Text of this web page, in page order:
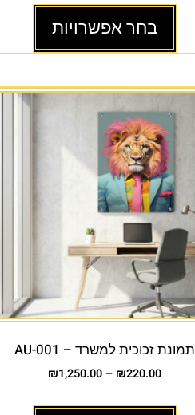
בחר אפשרויות
תמונת זכוכית למשרד – AU-001
₪220.00
–
₪1,250.00